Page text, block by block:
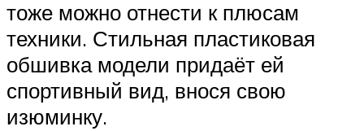
тоже можно отнести к плюсам
техники. Стильная пластиковая
обшивка модели придаёт ей
спортивный вид, внося свою
изюминку.